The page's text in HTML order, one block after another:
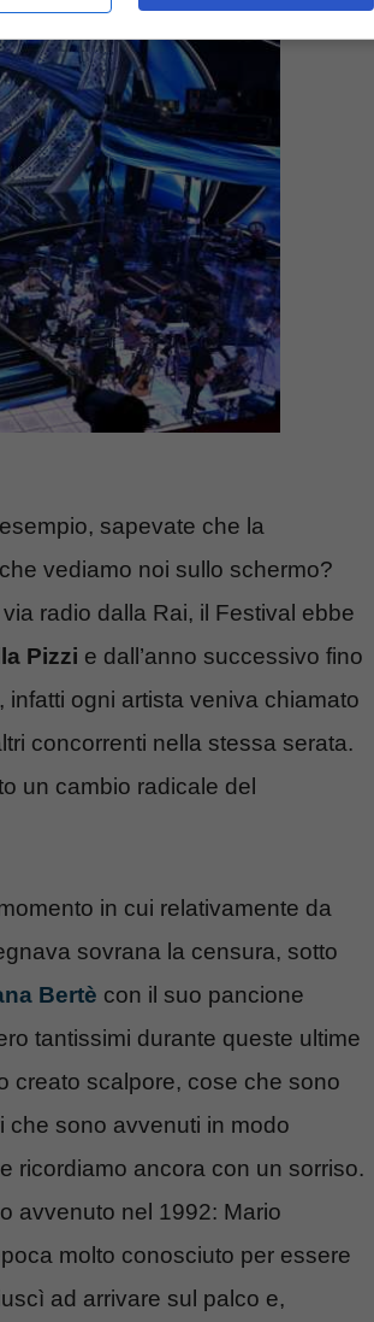
sapevate che la
vediamo noi sullo schermo?
radio dalla Rai, il Festival ebbe
Pizzi e dall’anno successivo fino
infatti ogni artista veniva chiamato
concorrenti nella stessa serata.
un cambio radicale del
in cui relativamente da
sovrana la censura, sotto
Bertè con il suo pancione
tantissimi durante queste ultime
creato scalpore, cose che sono
che sono avvenuti in modo
ricordiamo ancora con un sorriso.
avvenuto nel 1992: Mario
molto conosciuto per essere
ad arrivare sul palco e,